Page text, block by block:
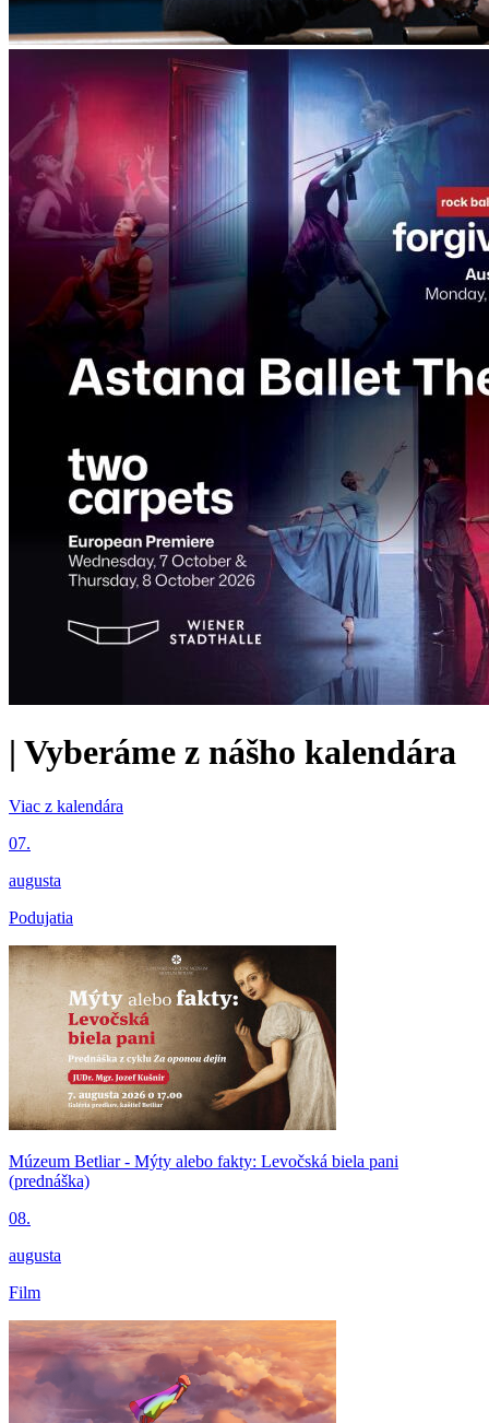
| Vyberáme z nášho kalendára
Viac z kalendára
07.
augusta
Podujatia
Múzeum Betliar - Mýty alebo fakty: Levočská biela pani
(prednáška)
08.
augusta
Film